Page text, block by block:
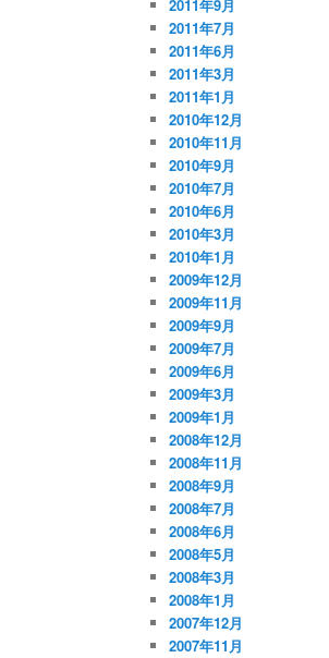
2011年9月
2011年7月
2011年6月
2011年3月
2011年1月
2010年12月
2010年11月
2010年9月
2010年7月
2010年6月
2010年3月
2010年1月
2009年12月
2009年11月
2009年9月
2009年7月
2009年6月
2009年3月
2009年1月
2008年12月
2008年11月
2008年9月
2008年7月
2008年6月
2008年5月
2008年3月
2008年1月
2007年12月
2007年11月